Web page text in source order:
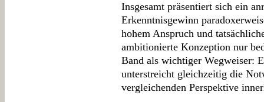
Insgesamt präsentiert sich ein
Erkenntnisgewinn
hohem Anspruch und
ambitionierte Konzeption nur
Band als wichtiger Wegweiser:
unterstreicht gleichzeitig die
vergleichenden Perspektive